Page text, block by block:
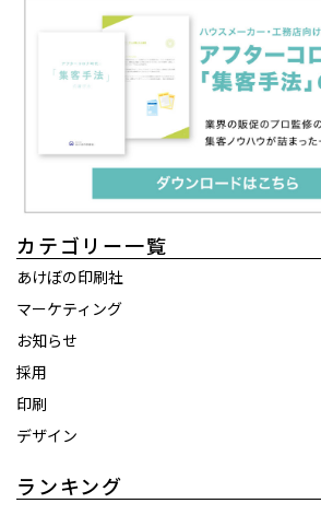
カテゴリー一覧
あけぼの印刷社
マーケティング
お知らせ
採用
印刷
デザイン
ランキング